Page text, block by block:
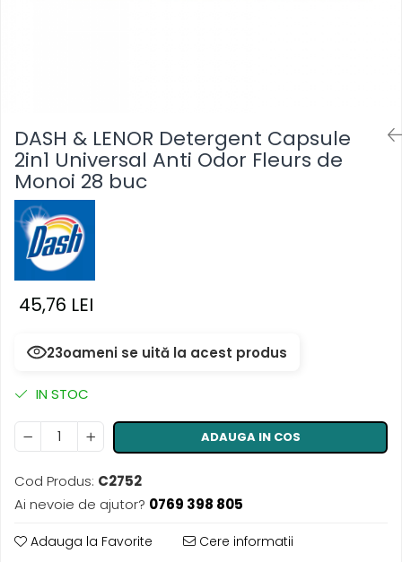
DASH & LENOR Detergent Capsule
2in1 Universal Anti Odor Fleurs de
Monoi 28 buc
45,76 LEI
23oameni se uită la acest produs
IN STOC
ADAUGA IN COS
Cod Produs: C2752
Ai nevoie de ajutor? 0769 398 805
Adauga la Favorite Cere informatii